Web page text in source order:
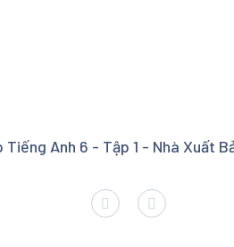
Anh 6 - Tập 1 - Nhà Xuất